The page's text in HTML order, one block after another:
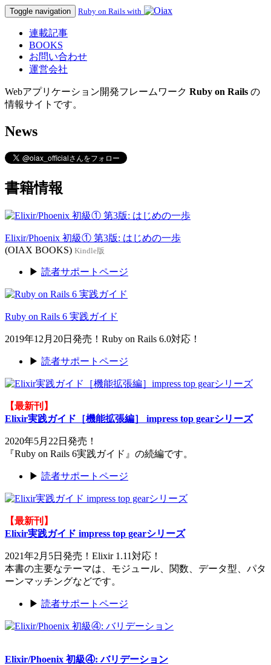
Toggle navigation Ruby on Rails with
連載記事
BOOKS
お問い合わせ
運営会社
Webアプリケーション開発フレームワーク Ruby on Rails の
情報サイトです。
News
書籍情報
Elixir/Phoenix 初級① 第3版: はじめの一歩
(OIAX BOOKS) Kindle版
▶ 読者サポートページ
Ruby on Rails 6 実践ガイド
2019年12月20日発売！Ruby on Rails 6.0対応！
▶ 読者サポートページ
【最新刊】
Elixir実践ガイド［機能拡張編］ impress top gearシリーズ
2020年5月22日発売！
『Ruby on Rails 6実践ガイド』の続編です。
▶ 読者サポートページ
【最新刊】
Elixir実践ガイド impress top gearシリーズ
2021年2月5日発売！Elixir 1.11対応！
本書の主要なテーマは、モジュール、関数、データ型、パタ
ーンマッチングなどです。
▶ 読者サポートページ
Elixir/Phoenix 初級④: バリデーション